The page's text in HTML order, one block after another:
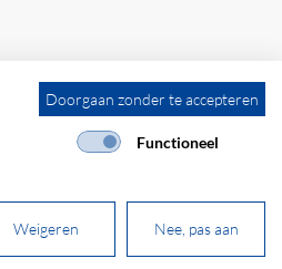
powered by polynorm
Doorgaan zonder te accepteren
Functioneel
Weigeren Nee, pas aan